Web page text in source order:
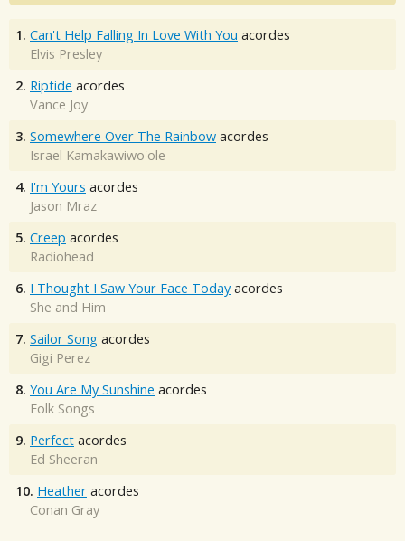
1. Can't Help Falling In Love With You acordes
Elvis Presley
2. Riptide acordes
Vance Joy
3. Somewhere Over The Rainbow acordes
Israel Kamakawiwo'ole
4. I'm Yours acordes
Jason Mraz
5. Creep acordes
Radiohead
6. I Thought I Saw Your Face Today acordes
She and Him
7. Sailor Song acordes
Gigi Perez
8. You Are My Sunshine acordes
Folk Songs
9. Perfect acordes
Ed Sheeran
10. Heather acordes
Conan Gray